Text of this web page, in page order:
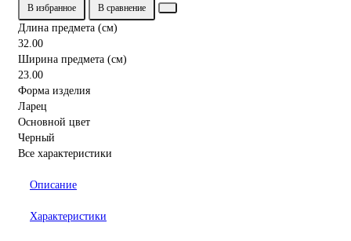
В избранное В сравнение
Длина предмета (см)
32.00
Ширина предмета (см)
23.00
Форма изделия
Ларец
Основной цвет
Черный
Все характеристики
Описание
Характеристики